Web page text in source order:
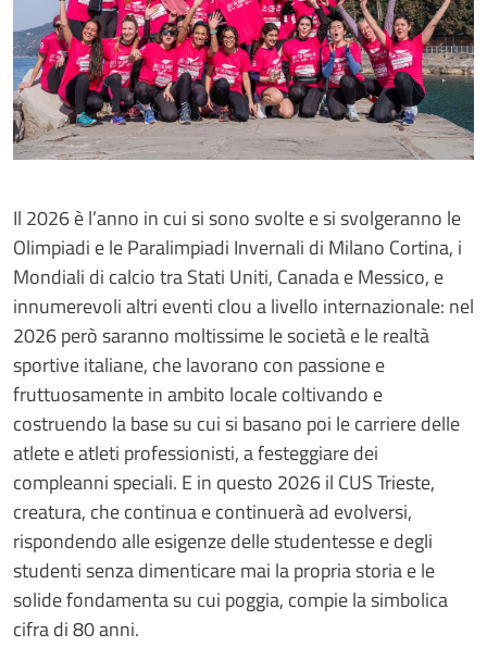
Il 2026 è l’anno in cui si sono svolte e si svolgeranno le
Olimpiadi e le Paralimpiadi Invernali di Milano Cortina, i
Mondiali di calcio tra Stati Uniti, Canada e Messico, e
innumerevoli altri eventi clou a livello internazionale: nel
2026 però saranno moltissime le società e le realtà
sportive italiane, che lavorano con passione e
fruttuosamente in ambito locale coltivando e
costruendo la base su cui si basano poi le carriere delle
atlete e atleti professionisti, a festeggiare dei
compleanni speciali. E in questo 2026 il CUS Trieste,
creatura, che continua e continuerà ad evolversi,
rispondendo alle esigenze delle studentesse e degli
studenti senza dimenticare mai la propria storia e le
solide fondamenta su cui poggia, compie la simbolica
cifra di 80 anni.